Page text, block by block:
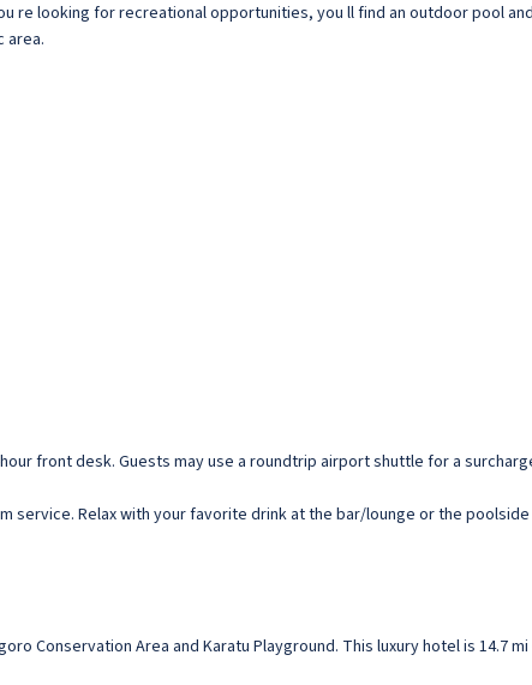
re looking for recreational opportunities, you ll find an outdoor pool
area.
front desk. Guests may use a roundtrip airport shuttle for a
service. Relax with your favorite drink at the bar/lounge or the
Conservation Area and Karatu Playground. This luxury hotel is 14.7